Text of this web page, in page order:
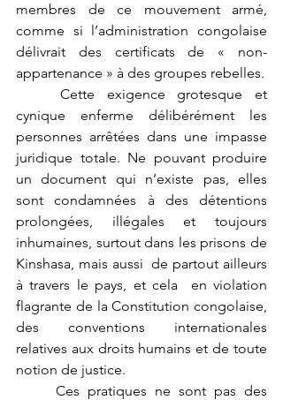
membres de ce mouvement armé,
comme si l’administration congolaise
délivrait des certificats de « non-
appartenance » à des groupes rebelles.
cynique enferme délibérément les
personnes arrêtées dans une impasse
juridique totale. Ne pouvant produire
un document qui n’existe pas, elles
sont condamnées à des détentions
prolongées, illégales et toujours
inhumaines, surtout dans les prisons de
Kinshasa, mais aussi  de partout ailleurs
à travers le pays, et cela  en violation
flagrante de la Constitution congolaise,
des conventions internationales
relatives aux droits humains et de toute
notion de justice.